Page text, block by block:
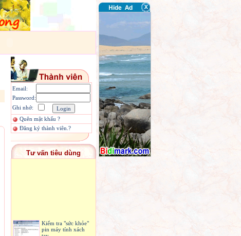
Email:
Password:
Ghi nhớ:
Quên mật khẩu ?
Đăng ký thành viên.?
Tư vấn tiêu dùng
Kiểm tra "sức khỏe"
pin máy tính xách
tay